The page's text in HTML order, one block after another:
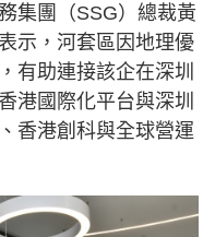
集團（SSG）總裁黃
示，河套區因地理優
有助連接該企在深圳
港國際化平台與深圳
香港創科與全球營運